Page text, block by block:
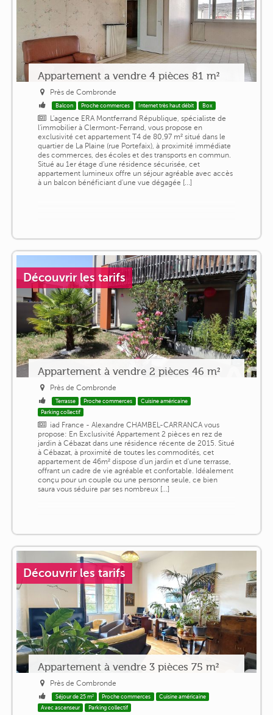
Appartement a vendre 4 pièces 81 m²
Près de Combronde
Balcon Proche commerces Internet très haut débit Box
L'agence ERA Montferrand République, spécialiste de
l'immobilier à Clermont-Ferrand, vous propose en
exclusivité cet appartement T4 de 80,97 m² situé dans le
quartier de La Plaine (rue Portefaix), à proximité immédiate
des commerces, des écoles et des transports en commun.
Situé au 1er étage d'une résidence sécurisée, cet
appartement lumineux offre un séjour agréable avec accès
à un balcon bénéficiant d'une vue dégagée [...]
Découvrir les tarifs
Appartement à vendre 2 pièces 46 m²
Près de Combronde
Terrasse Proche commerces
Cuisine américaine
Parking collectif
iad France - Alexandre CHAMBEL-CARRANCA vous
propose: En Exclusivité Appartement 2 pièces en rez de
jardin à Cébazat dans une résidence récente de 2015. Situé
à Cébazat, à proximité de toutes les commodités, cet
appartement de 46m² dispose d'un jardin et d'une terrasse,
offrant un cadre de vie agréable et confortable. Idéalement
conçu pour un couple ou une personne seule, ce bien
saura vous séduire par ses nombreux [...]
Découvrir les tarifs
Appartement à vendre 3 pièces 75 m²
Près de Combronde
Séjour de 25 m² Proche commerces
Cuisine américaine
Avec ascenseur
Parking collectif